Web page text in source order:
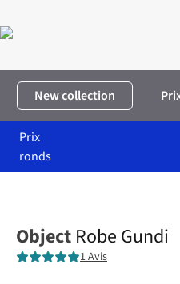
New collection
Prix
ronds
Object Robe Gundi
1 Avis